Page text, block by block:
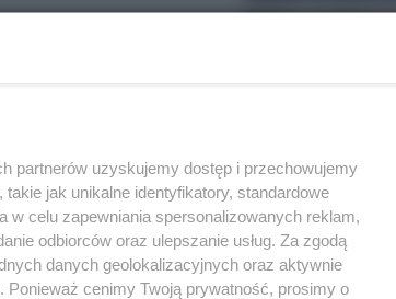
(widocznej od ul.
żal muralu z
zwłaszcza
z blachy
od strony Tylnej
przemysłowej
partnerów uzyskujemy dostęp i przechowujemy
jak unikalne identyfikatory, standardowe
w celu zapewniania spersonalizowanych reklam,
odbiorców oraz ulepszanie usług. Za zgodą
danych geolokalizacyjnych oraz aktywnie
cenimy Twoją prywatność, prosimy o